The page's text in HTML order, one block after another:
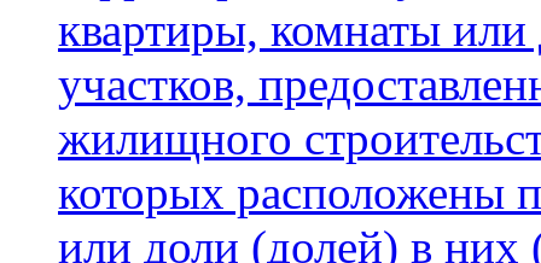
квартиры, комнаты
участков,
жилищного
которых расположены
или доли (долей) в них